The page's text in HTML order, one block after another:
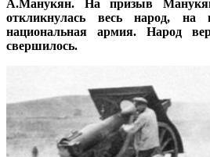
А.Манукян. На призыв
откликнулась весь народ, на
национальная армия. Народ
свершилось.